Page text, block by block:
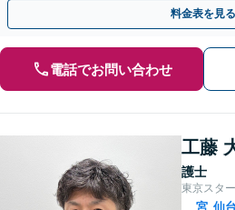
料金表を見る
電話でお問い合わせ
工藤
護士
東京スタ
宮 仙台